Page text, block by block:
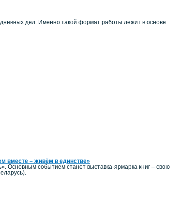
дел. Именно такой формат работы лежит в основе
вместе – живём в единстве»
Основным событием станет выставка-ярмарка книг – свою